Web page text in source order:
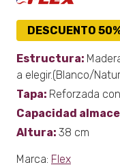
DESCUENTO
Estructura:
a elegir.(Blanco/
Tapa: Reforzada
Capacidad
Altura: 38 cm
Marca: Flex